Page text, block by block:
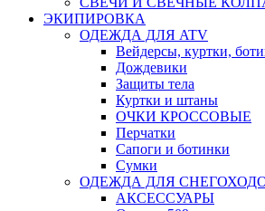
ЭКИПИРОВКА
ОДЕЖДА ДЛЯ ATV
Вейдерсы, куртки,
Дождевики
Защиты тела
Куртки и штаны
ОЧКИ КРОССОВЫЕ
Перчатки
Сапоги и ботинки
Сумки
ОДЕЖДА ДЛЯ
АКСЕССУАРЫ